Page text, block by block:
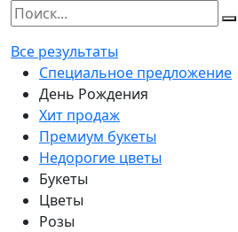
Все результаты
Специальное предложение
День Рождения
Хит продаж
Премиум букеты
Недорогие цветы
Букеты
Цветы
Розы